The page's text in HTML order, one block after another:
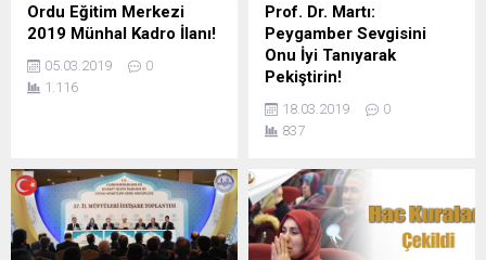
Ordu Eğitim Merkezi
2019 Münhal Kadro İlanı!
05.03.2019
0
1.116
Prof. Dr. Martı:
Peygamber Sevgisini
Onu İyi Tanıyarak
Pekiştirin!
18.03.2019
0
837